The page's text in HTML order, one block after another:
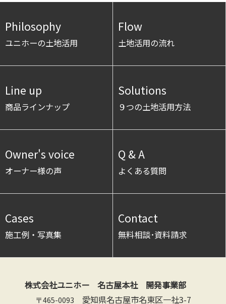
Philosophy
ユニホーの土地活用
Flow
土地活用の流れ
Line up
商品ラインナップ
Solutions
９つの土地活用方法
Owner's voice
オーナー様の声
Q & A
よくある質問
Cases
施工例・写真集
Contact
無料相談･資料請求
株式会社ユニホー 名古屋本社 開発事業部
〒465-0093 愛知県名古屋市名東区一社3-7